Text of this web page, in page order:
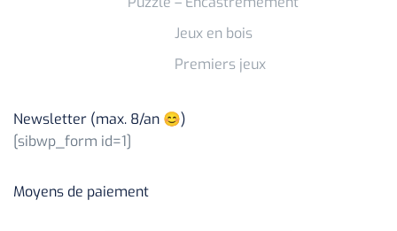
Jeux en bois
Premiers jeux
Newsletter (max. 8/an 😊)
[sibwp_form id=1]
Moyens de paiement